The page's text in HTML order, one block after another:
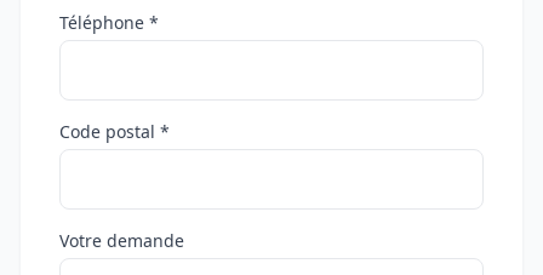
Téléphone *
Code postal *
Votre demande